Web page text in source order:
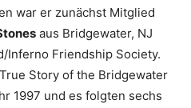
war er zunächst Mitglied
aus Bridgewater, NJ
Inferno Friendship Society.
Story of the Bridgewater
1997 und es folgten sechs